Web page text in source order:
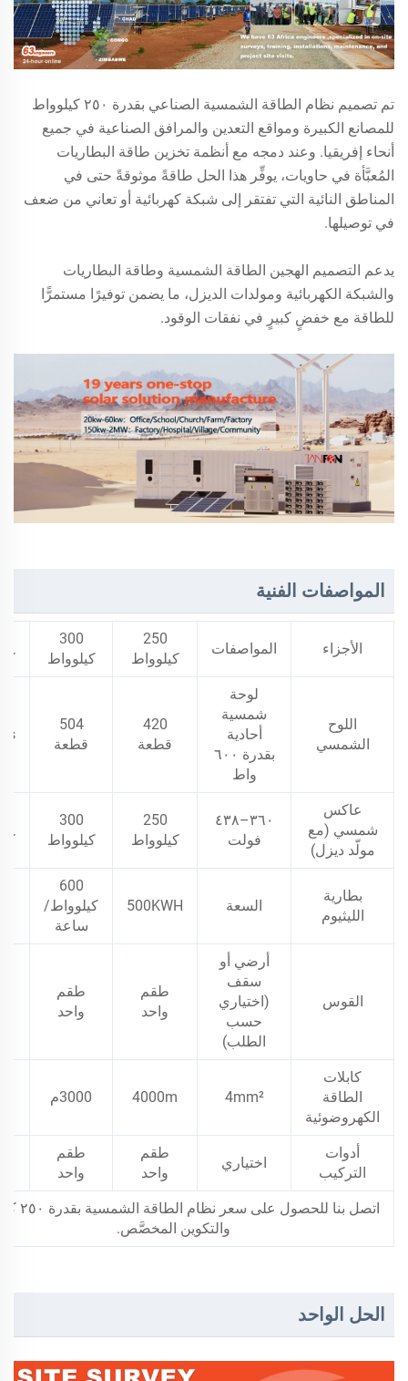
تم تصميم نظام الطاقة الشمسية الصناعي بقدرة ٢٥٠ كيلوواط
للمصانع الكبيرة ومواقع التعدين والمرافق الصناعية في جميع
أنحاء إفريقيا. وعند دمجه مع أنظمة تخزين طاقة البطاريات
المُعبَّأة في حاويات، يوفِّر هذا الحل طاقةً موثوقةً حتى في
المناطق النائية التي تفتقر إلى شبكة كهربائية أو تعاني من ضعف
في توصيلها.
يدعم التصميم الهجين الطاقة الشمسية وطاقة البطاريات
والشبكة الكهربائية ومولدات الديزل، ما يضمن توفيرًا مستمرًّا
للطاقة مع خفضٍ كبيرٍ في نفقات الوقود.
المواصفات الفنية
الأجزاء المواصفات
250
كيلوواط
300
كيلوواط
اللوح
الشمسي
لوحة
شمسية
أحادية
بقدرة ٦٠٠
واط
420
قطعة
504
قطعة
عاكس
شمسي (مع
مولّد ديزل)
٣٦٠–٤٣٨
فولت
250
كيلوواط
300
كيلوواط
بطارية
الليثيوم
السعة 500KWH
600
كيلوواط/
ساعة
القوس
أرضي أو
سقف
(اختياري
حسب
الطلب)
طقم
واحد
طقم
واحد
كابلات
الطاقة
الكهروضوئية
4mm²
4000m 3000م
أدوات
التركيب
اختياري
طقم
واحد
طقم
واحد
اتصل بنا للحصول
والتكوين المخصَّص.
الحل الواحد